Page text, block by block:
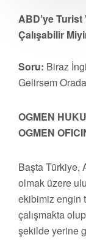
ABD’ye
Çalışabilir
Soru: Biraz
Gelirsem
OGMEN
OGMEN
Başta Türkiye,
olmak üzere
ekibimiz engin
çalışmakta
şekilde yerine